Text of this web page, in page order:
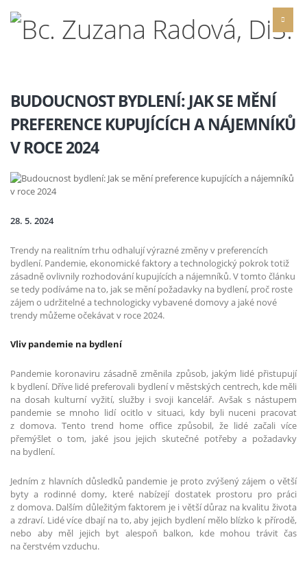
BUDOUCNOST BYDLENÍ: JAK SE MĚNÍ
PREFERENCE KUPUJÍCÍCH A NÁJEMNÍKŮ
V ROCE 2024
28. 5. 2024
Trendy na realitním trhu odhalují výrazné změny v preferencích
bydlení. Pandemie, ekonomické faktory a technologický pokrok totiž
zásadně ovlivnily rozhodování kupujících a nájemníků. V tomto článku
se tedy podíváme na to, jak se mění požadavky na bydlení, proč roste
zájem o udržitelné a technologicky vybavené domovy a jaké nové
trendy můžeme očekávat v roce 2024.
Vliv pandemie na bydlení
Pandemie koronaviru zásadně změnila způsob, jakým lidé přistupují
k bydlení. Dříve lidé preferovali bydlení v městských centrech, kde měli
na dosah kulturní vyžití, služby i svoji kancelář. Avšak s nástupem
pandemie se mnoho lidí ocitlo v situaci, kdy byli nuceni pracovat
z domova. Tento trend home office způsobil, že lidé začali více
přemýšlet o tom, jaké jsou jejich skutečné potřeby a požadavky
na bydlení.
Jedním z hlavních důsledků pandemie je proto zvýšený zájem o větší
byty a rodinné domy, které nabízejí dostatek prostoru pro práci
z domova. Dalším důležitým faktorem je i větší důraz na kvalitu života
a zdraví. Lidé více dbají na to, aby jejich bydlení mělo blízko k přírodě,
nebo aby měl jejich byt alespoň balkon, kde mohou trávit čas
na čerstvém vzduchu.